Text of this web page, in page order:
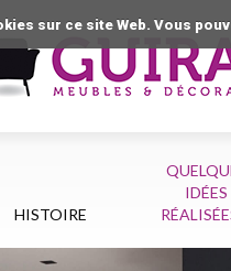
sur ce site Web. Vous
HISTOIRE
IDÉES